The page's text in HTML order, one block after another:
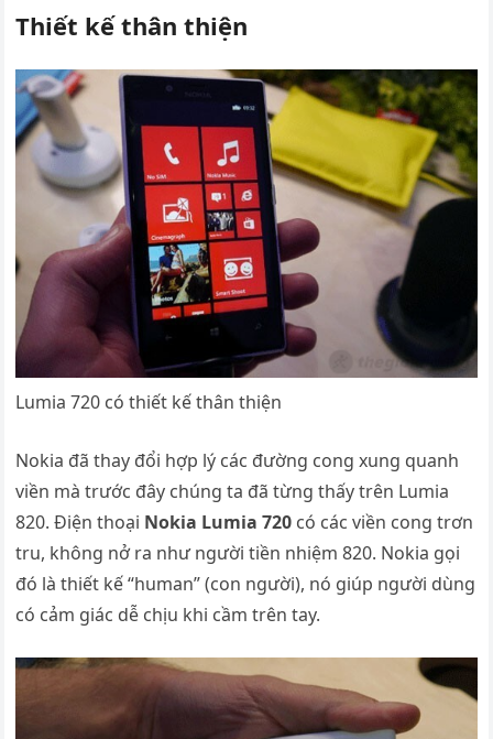
Thiết kế thân thiện
Lumia 720 có thiết kế thân thiện
Nokia đã thay đổi hợp lý các đường cong xung quanh
viền mà trước đây chúng ta đã từng thấy trên Lumia
820. Điện thoại Nokia Lumia 720 có các viền cong trơn
tru, không nở ra như người tiền nhiệm 820. Nokia gọi
đó là thiết kế “human” (con người), nó giúp người dùng
có cảm giác dễ chịu khi cầm trên tay.